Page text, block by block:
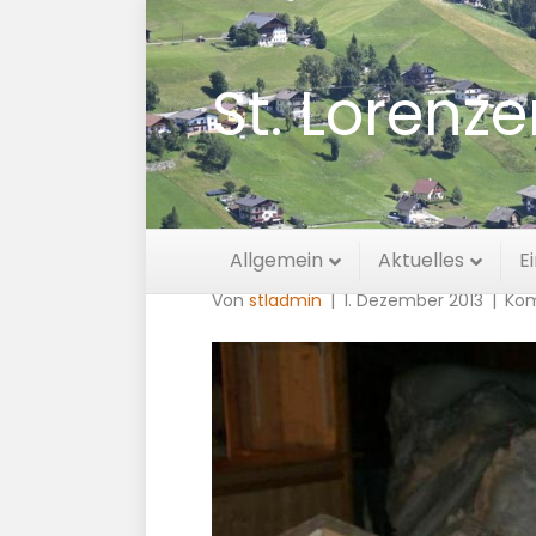
St.
Allgemein Aktuelles
Vonstladmin|1. Dezember 2013|